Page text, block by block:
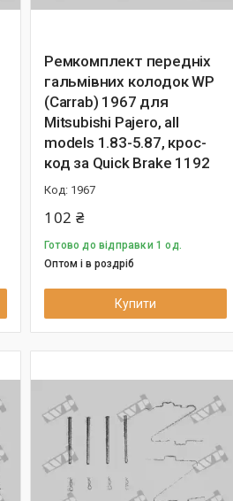
Ремкомплект передніх
гальмівних колодок WP
(Carrab) 1967 для
Mitsubishi Pajero, all
models 1.83-5.87, крос-
код за Quick Brake 1192
1967
102 ₴
Готово до відправки 1 од.
Оптом і в роздріб
Купити